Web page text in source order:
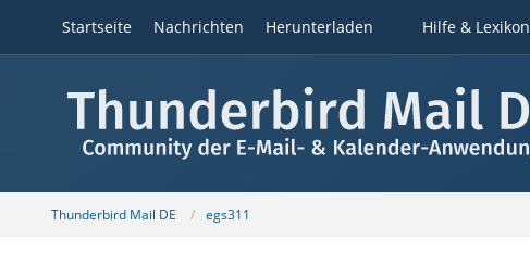
Startseite Nachrichten Herunterladen Hilfe & Lexikon
Thunderbird Mail DE egs311